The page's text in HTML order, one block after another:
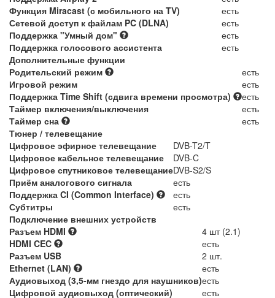
Функция Miracast (с мобильного на TV)
есть
Сетевой доступ к файлам PC (DLNA)
есть
Поддержка "Умный дом"
есть
Поддержка голосового ассистента
есть
Дополнительные функции
Родительский режим
есть
Игровой режим
есть
Поддержка Time Shift (сдвига времени просмотра)
есть
Таймер включения/выключения
есть
Таймер сна
есть
Тюнер / телевещание
Цифровое эфирное телевещание
DVB-T2/T
Цифровое кабельное телевещание
DVB-C
Цифровое спутниковое телевещаниеDVB-S2/S
Приём аналогового сигнала
есть
Поддержка CI (Common Interface)
есть
Субтитры
есть
Подключение внешних устройств
Разъем HDMI
4 шт (2.1)
HDMI CEC
есть
Разъем USB
2 шт.
Ethernet (LAN)
есть
Аудиовыход (3,5-мм гнездо для наушников)есть
Цифровой аудиовыход (оптический)
есть